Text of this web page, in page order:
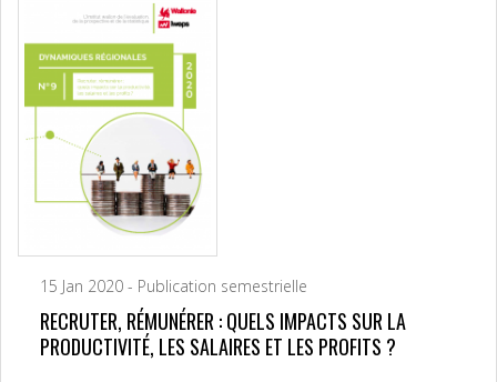
15 Jan 2020 - Publication semestrielle
RECRUTER, RÉMUNÉRER : QUELS IMPACTS SUR LA
PRODUCTIVITÉ, LES SALAIRES ET LES PROFITS ?